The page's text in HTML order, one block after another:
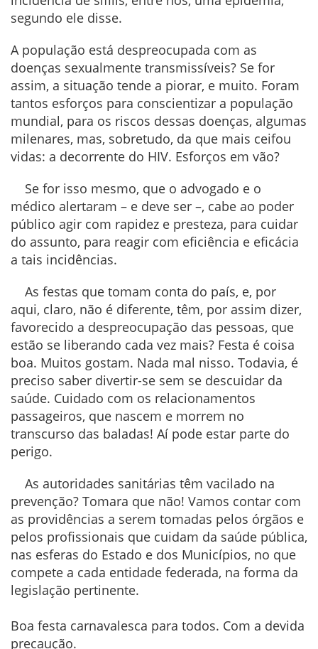
segundo ele disse.
A população está despreocupada com as
doenças sexualmente transmissíveis? Se for
assim, a situação tende a piorar, e muito. Foram
tantos esforços para conscientizar a população
mundial, para os riscos dessas doenças, algumas
milenares, mas, sobretudo, da que mais ceifou
vidas: a decorrente do HIV. Esforços em vão?
Se for isso mesmo, que o advogado e o
médico alertaram – e deve ser –, cabe ao poder
público agir com rapidez e presteza, para cuidar
do assunto, para reagir com eficiência e eficácia
a tais incidências.
As festas que tomam conta do país, e, por
aqui, claro, não é diferente, têm, por assim dizer,
favorecido a despreocupação das pessoas, que
estão se liberando cada vez mais? Festa é coisa
boa. Muitos gostam. Nada mal nisso. Todavia, é
preciso saber divertir-se sem se descuidar da
saúde. Cuidado com os relacionamentos
passageiros, que nascem e morrem no
transcurso das baladas! Aí pode estar parte do
perigo.
As autoridades sanitárias têm vacilado na
prevenção? Tomara que não! Vamos contar com
as providências a serem tomadas pelos órgãos e
pelos profissionais que cuidam da saúde pública,
nas esferas do Estado e dos Municípios, no que
compete a cada entidade federada, na forma da
legislação pertinente.
Boa festa carnavalesca para todos. Com a devida
precaução.